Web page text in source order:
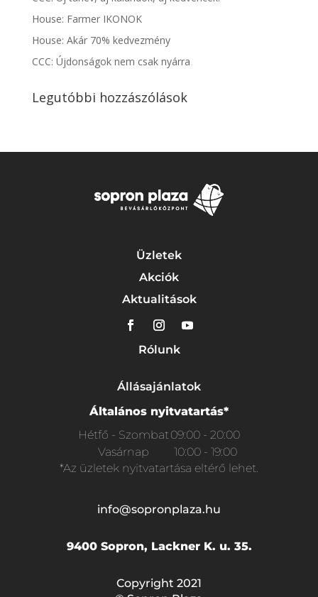
House: Farmer IKONOK
House: Akár 70% kedvezmény
CCC: Újdonságok nem csak nyárra
Legutóbbi hozzászólások
Üzletek
Akciók
Aktualitások
Rólunk
Állásajánlatok
Általános nyitvatartás*
Hétfő - Szombat 09:00 - 20:00
Vasárnap
10:00 - 19:00
*Az üzletek nyitvatartása eltérő lehet.
info@sopronplaza.hu
9400 Sopron, Lackner K. u. 35.
Copyright 2021